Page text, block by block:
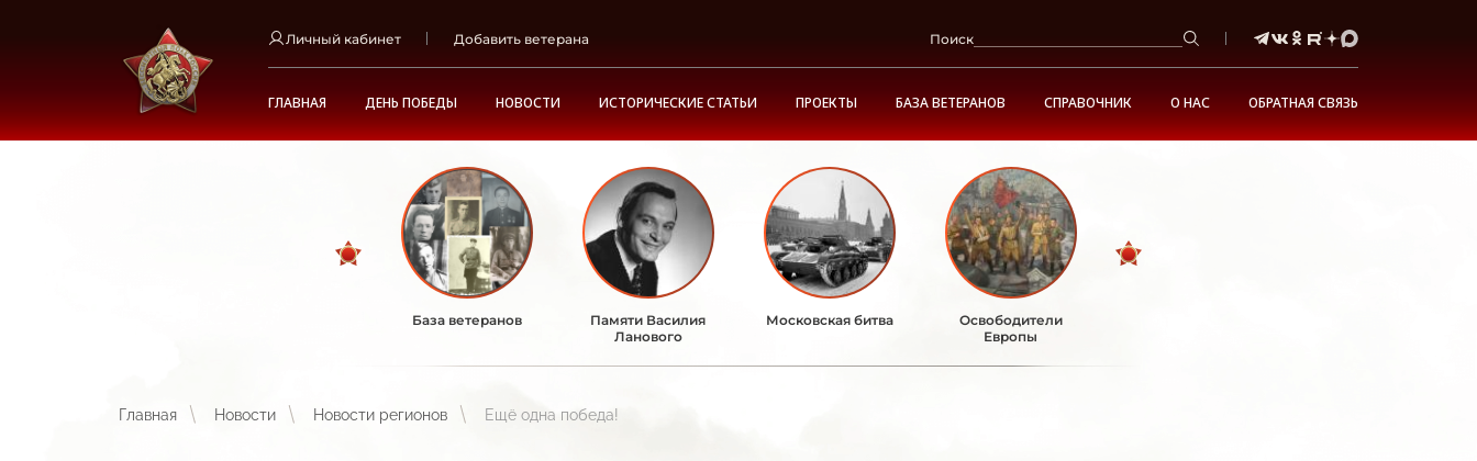
Личный кабинет Добавить ветерана Поиск
ГЛАВНАЯ ДЕНЬ ПОБЕДЫ НОВОСТИ ИСТОРИЧЕСКИЕ СТАТЬИ ПРОЕКТЫ БАЗА ВЕТЕРАНОВ СПРАВОЧНИК О НАС ОБРАТНАЯ СВЯЗЬ
База ветеранов
Памяти Василия
Ланового
Московская битва
Освободители
Европы
Главная Новости Новости регионов Ещё одна победа!